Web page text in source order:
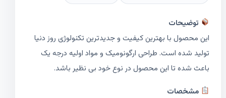
توضیحات
این محصول با بهترین کیفیت و جدیدترین تکنولوژی روز دنیا
تولید شده است. طراحی ارگونومیک و مواد اولیه درجه یک
باعث شده تا این محصول در نوع خود بی نظیر باشد.
مشخصات